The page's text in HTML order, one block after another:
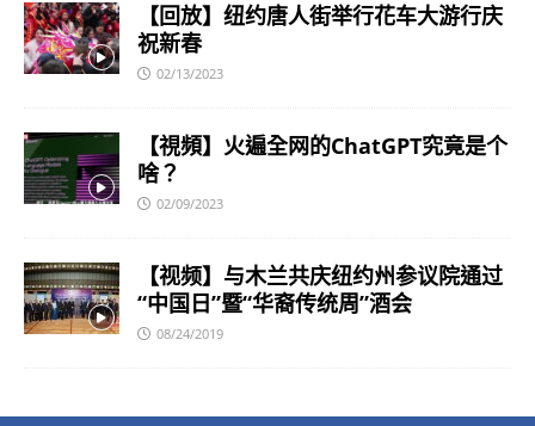
【回放】纽约唐人街举行花车大游行庆
祝新春
02/13/2023
【視頻】火遍全网的ChatGPT究竟是个
啥？
02/09/2023
【视频】与木兰共庆纽约州参议院通过
“中国日”暨“华裔传统周”酒会
08/24/2019